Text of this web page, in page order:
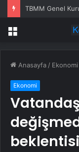
Menü
Anasayfa / Ekonomi
Ekonomi